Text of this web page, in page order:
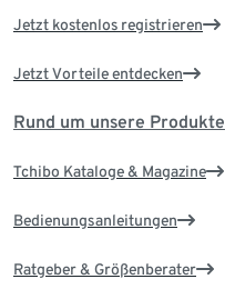
Jetzt kostenlos registrieren
Jetzt Vorteile entdecken
Rund um unsere Produkte
Tchibo Kataloge & Magazine
Bedienungsanleitungen
Ratgeber & Größenberater